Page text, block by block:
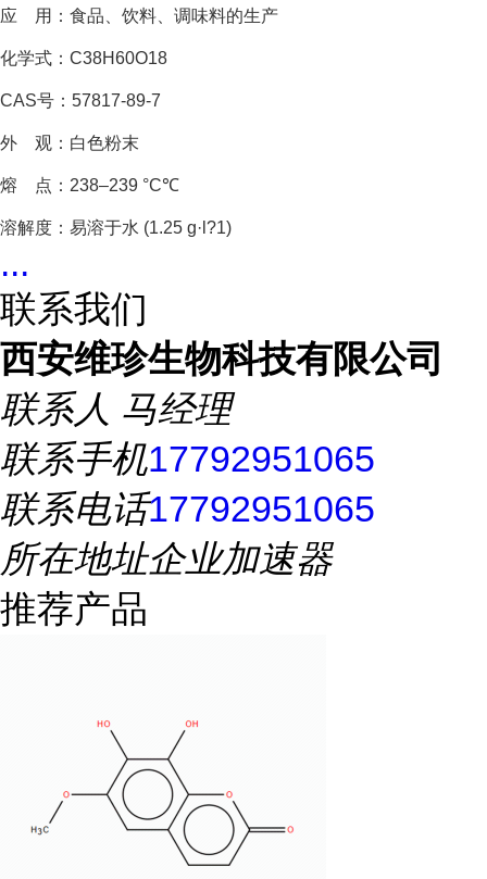
应 用：食品、饮料、调味料的生产
化学式：C38H60O18
CAS号：57817-89-7
外 观：白色粉末
熔 点：238–239 °C℃
溶解度：易溶于水 (1.25 g·l?1)
...
联系我们
西安维珍生物科技有限公司
联系人 马经理
联系手机17792951065
联系电话17792951065
所在地址企业加速器
推荐产品